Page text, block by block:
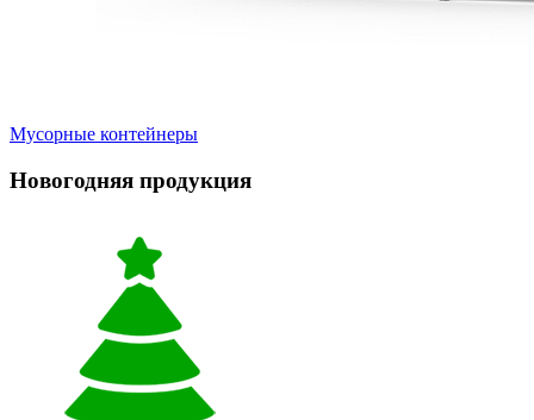
Мусорные контейнеры
Новогодняя продукция